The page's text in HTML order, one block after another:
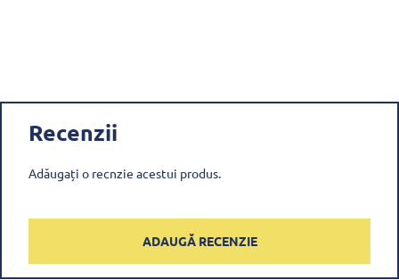
Recenzii
Adăugați o recnzie acestui produs.
ADAUGĂ RECENZIE